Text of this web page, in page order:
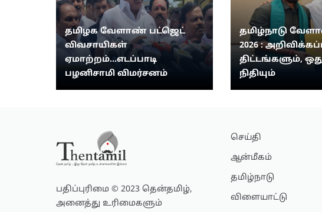
தமிழக வேளாண் பட்ஜெட்
விவசாயிகள்
ஏமாற்றம்...எடப்பாடி
பழனிசாமி விமர்சனம்
தமிழ்நாடு
2026 :
திட்டங்களும்,
நிதியும்
பதிப்புரிமை © 2023 தென்தமிழ்,
அனைத்து உரிமைகளும்
செய்தி
ஆன்மீகம்
தமிழ்நாடு
விளையாட்டு